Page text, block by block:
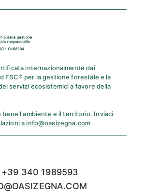
internazionalmente dai
FSC® per la gestione forestale e la
servizi ecosistemici a favore della
bene l'ambiente e il territorio. Inviaci
a info@oasizegna.com
+39 340 1989593